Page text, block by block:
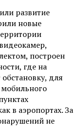
развитие
новые
построен
где на
для
мобильного
в аэропортах. За
не